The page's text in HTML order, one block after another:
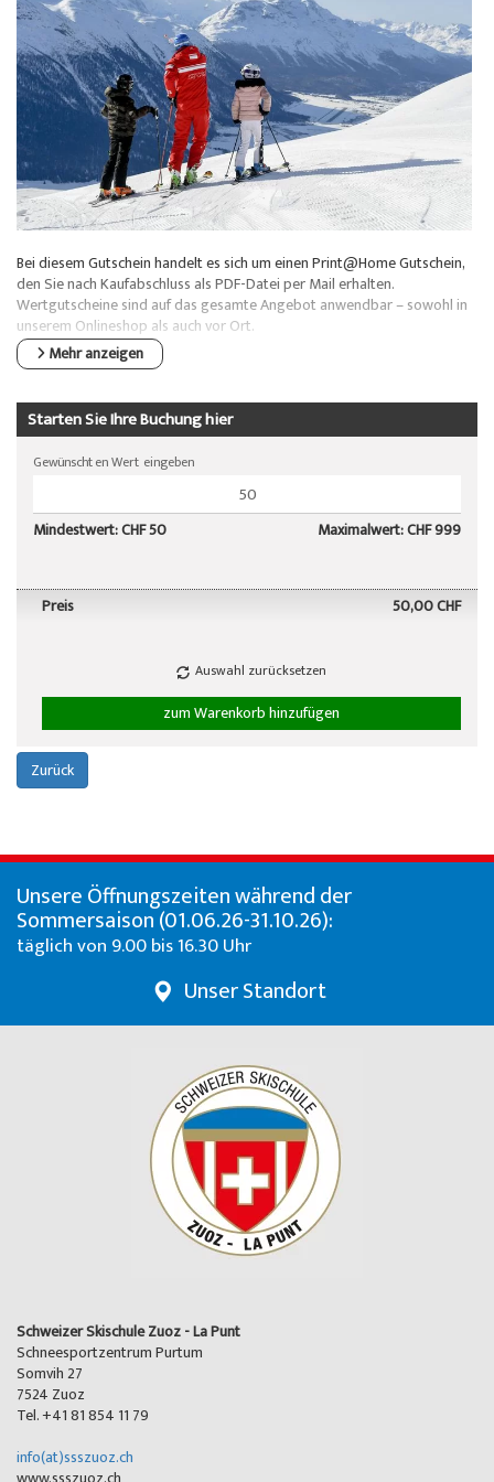
Spezialangebote
Skeacher
Willy's Skiverleih
Skitickets
Unser Restaurant
Colani Skiverleih
Skitickets La Punt
La Punt
Über die Skischule
Team
Demoteam
Partner & Sponsoren
FAQ
Jobs
Bei diesem Gutschein handelt es sich um einen Print@Home Gutschein,
den Sie nach Kaufabschluss als PDF-Datei per Mail erhalten.
Wertgutscheine sind auf das gesamte Angebot anwendbar – sowohl in
unserem Onlineshop als auch vor Ort.
Mehr anzeigen
Starten Sie Ihre Buchung hier
Gewünschten Wert eingeben
Mindestwert: CHF 50 Maximalwert: CHF 999
Preis 50,00 CHF
Auswahl zurücksetzen
zum Warenkorb hinzufügen
Zurück
Unsere Öffnungszeiten während der
Sommersaison (01.06.26-31.10.26):
täglich von 9.00 bis 16.30 Uhr
Unser Standort
Schweizer Skischule Zuoz - La Punt
Schneesportzentrum Purtum
Somvih 27
7524 Zuoz
Tel. +41 81 854 11 79
info(at)ssszuoz.ch